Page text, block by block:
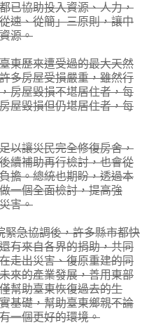
已協助投入資源、人力，
速、從簡」三原則，讓中
源。
東歷來遭受過的最大天然
多房屋受損嚴重，雖然行
房屋毀損不堪居住者，每
屋毀損但仍堪居住者，每
以讓災民完全修復房舍，
續補助再行檢討，也會從
擔。總統也期盼，透過本
一個全面檢討，提高強
害。
緊急協調後，許多縣市都快
有來自各界的捐助，共同
走出災害、復原重建的同
來的產業發展，善用東部
幫助臺東恢復過去的生
基礎，幫助臺東鄉親不論
一個更好的環境。